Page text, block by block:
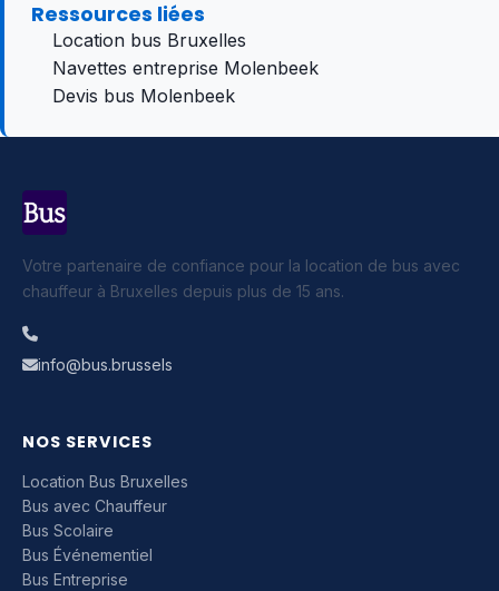
Ressources liées
Location bus Bruxelles
Navettes entreprise Molenbeek
Devis bus Molenbeek
Votre partenaire de confiance pour la location de bus avec
chauffeur à Bruxelles depuis plus de 15 ans.
info@bus.brussels
NOS SERVICES
Location Bus Bruxelles
Bus avec Chauffeur
Bus Scolaire
Bus Événementiel
Bus Entreprise